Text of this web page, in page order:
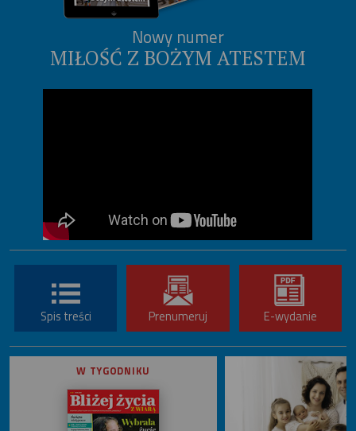
Nowy numer
MIŁOŚĆ Z BOŻYM ATESTEM
Spis treści Prenumeruj E-wydanie
W TYGODNIKU